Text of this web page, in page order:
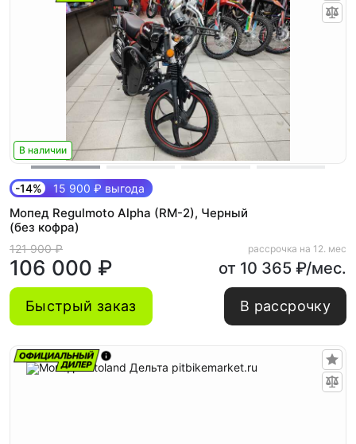
В наличии
-14% 15 900 ₽ выгода
Мопед Regulmoto Alpha (RM-2), Черный
(без кофра)
121 900 ₽
106 000 ₽
рассрочка на 12. мес
от 10 365 ₽/мес.
Быстрый заказ В рассрочку